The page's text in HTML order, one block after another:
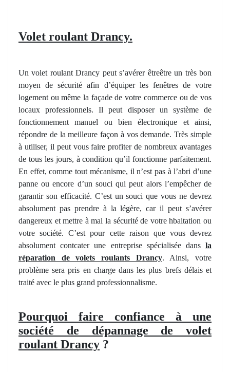
Volet roulant Drancy.
Un volet roulant Drancy peut s’avérer êtreêtre un très bon
moyen de sécurité afin d’équiper les fenêtres de votre
logement ou même la façade de votre commerce ou de vos
locaux professionnels. Il peut disposer un système de
fonctionnement manuel ou bien électronique et ainsi,
répondre de la meilleure façon à vos demande. Très simple
à utiliser, il peut vous faire profiter de nombreux avantages
de tous les jours, à condition qu’il fonctionne parfaitement.
En effet, comme tout mécanisme, il n’est pas à l’abri d’une
panne ou encore d’un souci qui peut alors l’empêcher de
garantir son efficacité. C’est un souci que vous ne devrez
absolument pas prendre à la légère, car il peut s’avérer
dangereux et mettre à mal la sécurité de votre hbaitation ou
votre société. C’est pour cette raison que vous devrez
absolument contcater une entreprise spécialisée dans la
réparation de volets roulants Drancy. Ainsi, votre
problème sera pris en charge dans les plus brefs délais et
traité avec le plus grand professionnalisme.
Pourquoi faire confiance à une
société de dépannage de volet
roulant Drancy ?